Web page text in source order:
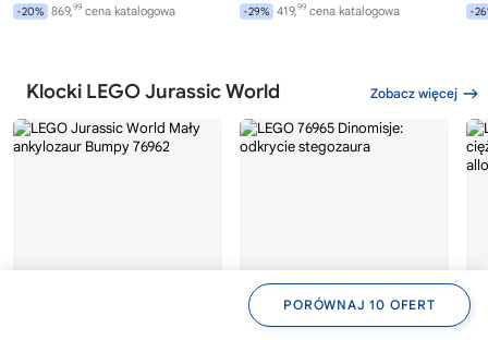
-20% 869,99 cena katalogowa -29% 419,99 cena katalogowa
-
Klocki LEGO Jurassic World Zobacz więcej
PORÓWNAJ 10 OFERT